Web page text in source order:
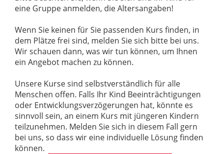
eine Gruppe anmelden, die Altersangaben!
Wenn Sie keinen für Sie passenden Kurs finden, in
dem Plätze frei sind, melden Sie sich bitte bei uns.
Wir schauen dann, was wir tun können, um Ihnen
ein Angebot machen zu können.
Unsere Kurse sind selbstverständlich für alle
Menschen offen. Falls Ihr Kind Beeinträchtigungen
oder Entwicklungsverzögerungen hat, könnte es
sinnvoll sein, an einem Kurs mit jüngeren Kindern
teilzunehmen. Melden Sie sich in diesem Fall gern
bei uns, so dass wir eine individuelle Lösung finden
können.